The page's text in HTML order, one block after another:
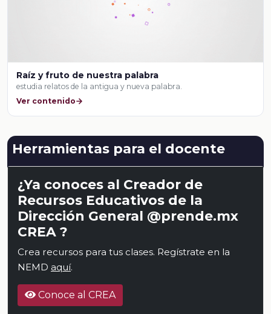
Raíz y fruto de nuestra palabra
estudia relatos de la antigua y nueva palabra.
Ver contenido
Herramientas para el docente
¿Ya conoces al Creador de
Recursos Educativos de la
Dirección General @prende.mx
CREA ?
Crea recursos para tus clases. Regístrate en la
NEMD aquí.
Conoce al CREA